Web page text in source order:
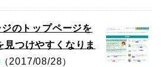
のトップページを
見つけやすくなりま
2017/08/28）